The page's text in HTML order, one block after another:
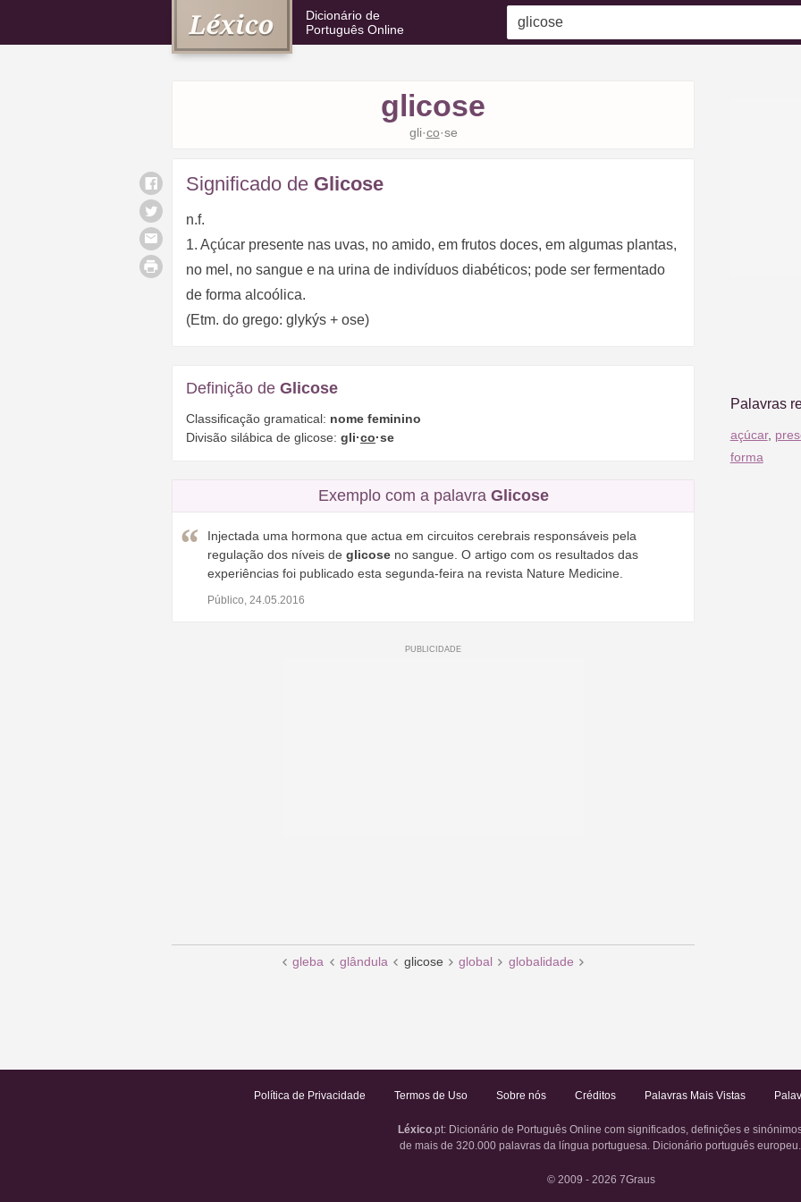
Dicionário de
Português Online
glicose
gli·co·se
Significado de Glicose
n.f.
1. Açúcar presente nas uvas, no amido, em frutos doces, em algumas plantas,
no mel, no sangue e na urina de indivíduos diabéticos; pode ser fermentado
de forma alcoólica.
(Etm. do grego: glykýs + ose)
Definição de Glicose
Classificação gramatical: nome feminino
Divisão silábica de glicose: gli·co·se
Exemplo com a palavra Glicose
Injectada uma hormona que actua em circuitos cerebrais responsáveis pela
regulação dos níveis de glicose no sangue. O artigo com os resultados das
experiências foi publicado esta segunda-feira na revista Nature Medicine.
Público, 24.05.2016
gleba glândula glicose global globalidade
Palavras
açúcar,
forma
Política de Privacidade Termos de Uso Sobre nós Créditos Palavras Mais Vistas
Léxico .pt: Dicionário de Português Online com significados, definições e
de mais de 320.000 palavras da língua portuguesa. Dicionário português europeu.
© 2009 - 2026 7Graus